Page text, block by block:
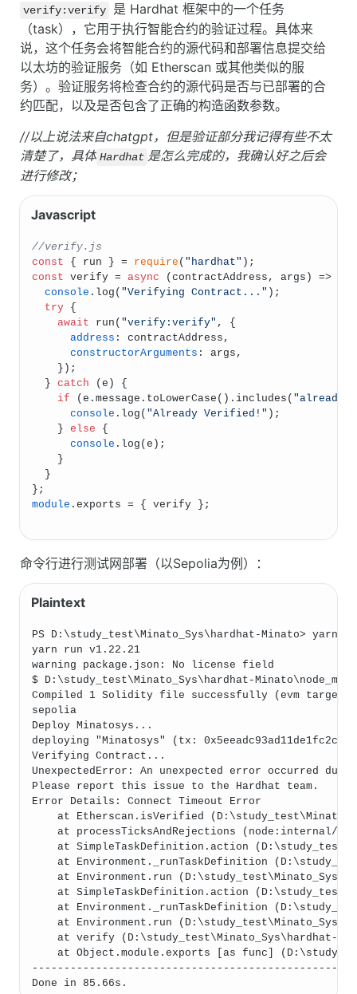
verify:verify
是 Hardhat 框架中的一个任务
（task），它用于执行智能合约的验证过程。具体来
说，这个任务会将智能合约的源代码和部署信息提交给
以太坊的验证服务（如 Etherscan 或其他类似的服
务）。验证服务将检查合约的源代码是否与已部署的合
约匹配，以及是否包含了正确的构造函数参数。
//以上说法来自chatgpt，但是验证部分我记得有些不太
清楚了，具体 Hardhat 是怎么完成的，我确认好之后会
进行修改；
//verify.js
const { run } = require ( "hardhat" );
const
verify = async (contractAddress, args ) => {
console . log ( "Verifying Contract..." );
try {
await
run ( "verify:verify" , {
address : contractAddress,
constructorArguments : args,
    });
  }
catch (e) {
if (e.message . toLowerCase (). includes ( "already
console . log ( "Already Verified!" );
    }
else {
console . log (e);
    }
  }
};
module .exports = { verify };
命令行进行测试网部署（以Sepolia为例）：
PS D:\study_test\Minato_Sys\hardhat-Minato> yarn
yarn run v1.22.21
warning package.json: No license field
$ D:\study_test\Minato_Sys\hardhat-
Compiled 1 Solidity file successfully (evm target:
sepolia
Deploy Minatosys...
deploying "Minatosys" (tx:
Verifying Contract...
UnexpectedError: An unexpected error occurred
Please report this issue to the Hardhat team.
Error Details: Connect Timeout Error
at Etherscan.isVerified
at processTicksAndRejections (node:internal/
at SimpleTaskDefinition.action
at Environment._runTaskDefinition
at Environment.run
at SimpleTaskDefinition.action
at Environment._runTaskDefinition
at Environment.run
at verify (D:\study_test\Minato_Sys\hardhat-
at Object.module.exports [as func]
Done in 85.66s.